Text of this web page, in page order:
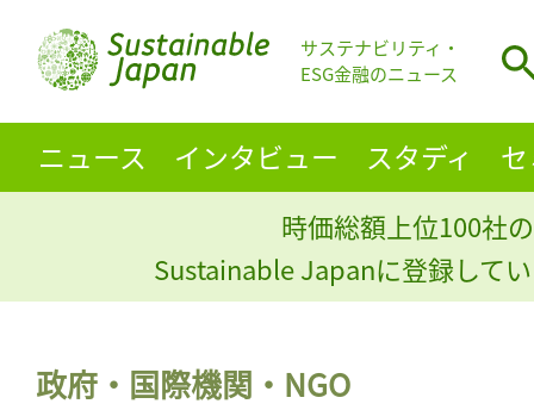
サステナビリティ・
ESG金融のニュース
ニュース インタビュー スタディ
時価総額上位100社
Sustainable Japanに登録して
政府・国際機関・NGO